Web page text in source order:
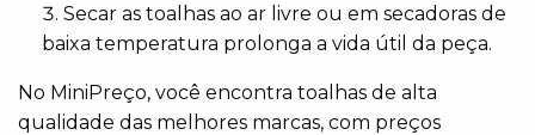
Secar as toalhas ao ar livre ou em secadoras de
baixa temperatura prolonga a vida útil da peça.
No MiniPreço, você encontra toalhas de alta
qualidade das melhores marcas, com preços